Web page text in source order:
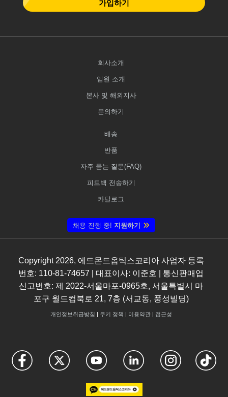
가입하기
회사소개
임원 소개
본사 및 해외지사
문의하기
배송
반품
자주 묻는 질문(FAQ)
피드백 전송하기
카탈로그
채용 진행 중! 지원하기
Copyright 2026, 에드몬드옵틱스코리아 사업자 등록
번호: 110-81-74657 | 대표이사: 이준호 | 통신판매업
신고번호: 제 2022-서울마포-0965호, 서울특별시 마
포구 월드컵북로 21, 7층 (서교동, 풍성빌딩)
개인정보취급방침 | 쿠키 정책 | 이용약관| 접근성